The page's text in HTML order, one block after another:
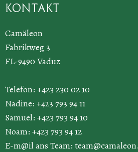
Kontakt
Camäleon
Fabrikweg 3
FL-9490 Vaduz
Telefon: +423 230 02 10
Nadine: +423 793 94 11
Samuel: +423 793 94 10
Noam: +423 793 94 12
E-m@il ans Team: